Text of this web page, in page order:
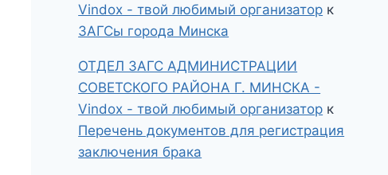
Vindox - твой любимый организатор к
ЗАГСы города Минска
ОТДЕЛ ЗАГС АДМИНИСТРАЦИИ
СОВЕТСКОГО РАЙОНА Г. МИНСКА -
Vindox - твой любимый организатор к
Перечень документов для регистрация
заключения брака